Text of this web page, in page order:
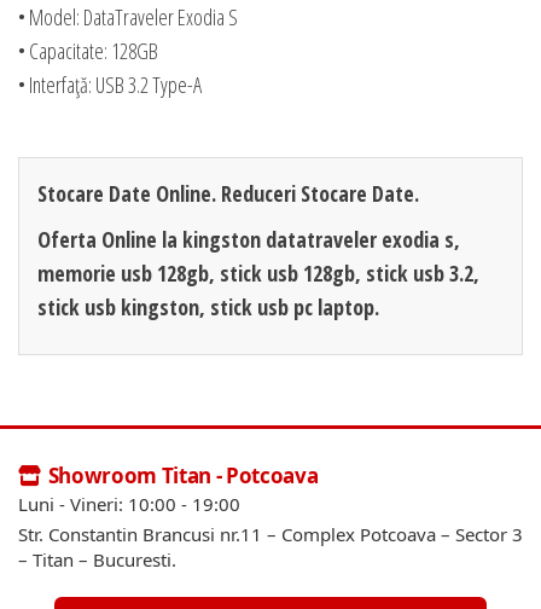
• Model: DataTraveler Exodia S
• Capacitate: 128GB
• Interfață: USB 3.2 Type-A
Stocare Date Online. Reduceri Stocare Date.
Oferta Online la kingston datatraveler exodia s,
memorie usb 128gb, stick usb 128gb, stick usb 3.2,
stick usb kingston, stick usb pc laptop.
Showroom Titan - Potcoava
Luni - Vineri: 10:00 - 19:00
Str. Constantin Brancusi nr.11 – Complex Potcoava – Sector 3
– Titan – Bucuresti.